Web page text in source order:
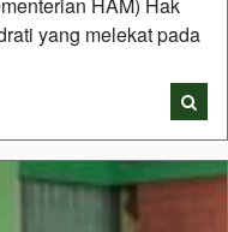
yang melekat pada